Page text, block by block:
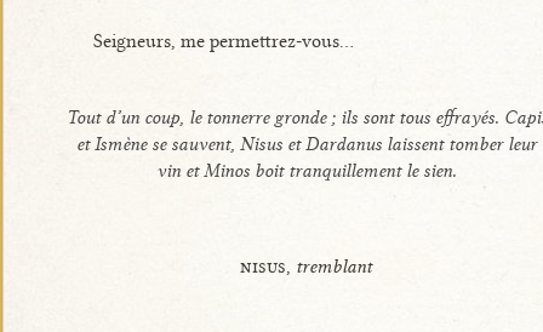
Seigneurs, me permettrez-vous...
Tout d’un coup, le tonnerre gronde ; ils sont tous effrayés.
et Ismène se sauvent, Nisus et Dardanus laissent tomber leur
vin et Minos boit tranquillement le sien.
nisus, tremblant